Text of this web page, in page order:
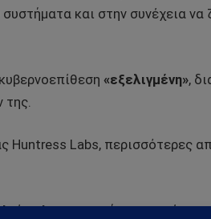
και στην συνέχεια να
«εξελιγμένη»,
της.
Labs, περισσότερες
πληροφορικής σε μικρές και